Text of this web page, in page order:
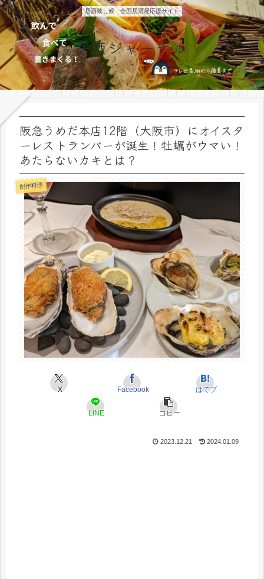
居酒致し候 全国居酒屋応援サイト
居酒ジャーナル
阪急うめだ本店12階（大阪市）にオイスタ
ーレストランバーが誕生！牡蠣がウマい！
あたらないカキとは？
創作料理
X Facebook はてブ
LINE コピー
2023.12.21 2024.01.09